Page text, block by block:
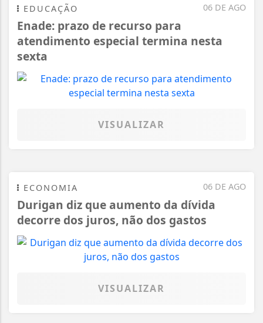
06 DE AGO
EDUCAÇÃO
Enade: prazo de recurso para
atendimento especial termina nesta
sexta
VISUALIZAR
06 DE AGO
ECONOMIA
Durigan diz que aumento da dívida
decorre dos juros, não dos gastos
VISUALIZAR